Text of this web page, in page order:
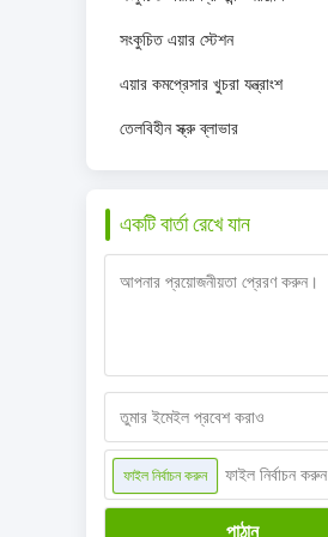
সংকুচিত এয়ার স্টেশন
এয়ার কমপ্রেসার খুচরা যন্ত্রাংশ
তেলবিহীন স্ক্রু ব্লাভার
একটি বার্তা রেখে যান
ফাইল নির্বাচন করুন ফাইল নির্বাচন করুন
পাঠান